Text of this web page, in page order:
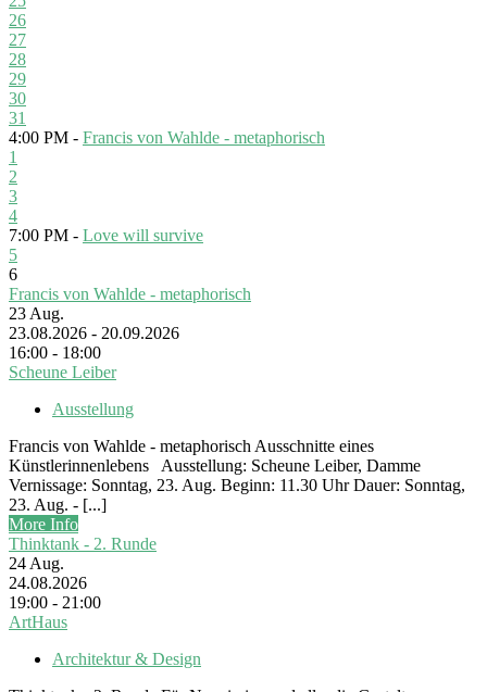
26
27
28
29
30
31
4:00 PM - Francis von Wahlde - metaphorisch
1
2
3
4
7:00 PM - Love will survive
5
6
Francis von Wahlde - metaphorisch
23Aug.
23.08.2026 - 20.09.2026
16:00 - 18:00
Scheune Leiber
Ausstellung
Francis von Wahlde - metaphorisch Ausschnitte eines
Künstlerinnenlebens Ausstellung: Scheune Leiber, Damme
Vernissage: Sonntag, 23. Aug. Beginn: 11.30 Uhr Dauer: Sonntag,
23. Aug. - [...]
More Info
Thinktank - 2. Runde
24Aug.
24.08.2026
19:00 - 21:00
ArtHaus
Architektur & Design